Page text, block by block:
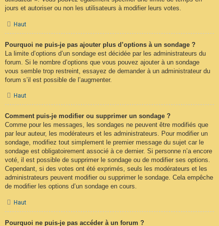
jours et autoriser ou non les utilisateurs à modifier leurs votes.
Haut
Pourquoi ne puis-je pas ajouter plus d’options à un sondage ?
La limite d’options d’un sondage est décidée par les administrateurs du
forum. Si le nombre d’options que vous pouvez ajouter à un sondage
vous semble trop restreint, essayez de demander à un administrateur du
forum s’il est possible de l’augmenter.
Haut
Comment puis-je modifier ou supprimer un sondage ?
Comme pour les messages, les sondages ne peuvent être modifiés que
par leur auteur, les modérateurs et les administrateurs. Pour modifier un
sondage, modifiez tout simplement le premier message du sujet car le
sondage est obligatoirement associé à ce dernier. Si personne n’a encore
voté, il est possible de supprimer le sondage ou de modifier ses options.
Cependant, si des votes ont été exprimés, seuls les modérateurs et les
administrateurs peuvent modifier ou supprimer le sondage. Cela empêche
de modifier les options d’un sondage en cours.
Haut
Pourquoi ne puis-je pas accéder à un forum ?